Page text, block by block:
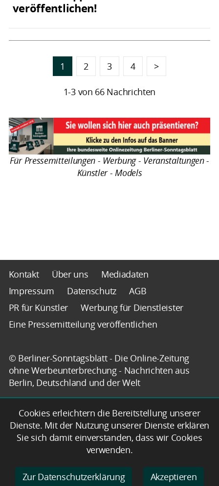
veröffentlichen!
1 2 3 4 >
1-3 von 66 Nachrichten
Für Pressemitteilungen - Werbung - Veranstaltungen -
Künstler - Models
Kontakt Über uns
Mediadaten
Impressum
Datenschutz
AGB
PR für Künstler
Werbung für Dienstleister
Eine Pressemitteilung veröffentlichen
© Berliner-Sonntagsblatt - Die Online-Zeitung
ohne Werbeunterbrechung - Nachrichten aus
Berlin, Deutschland und der Welt
Cookies erleichtern die Bereitstellung unserer
Dienste. Mit der Nutzung unserer Dienste erklären
Sie sich damit einverstanden, dass wir Cookies
verwenden.
Zur Datenschutzerklärung Akzeptieren